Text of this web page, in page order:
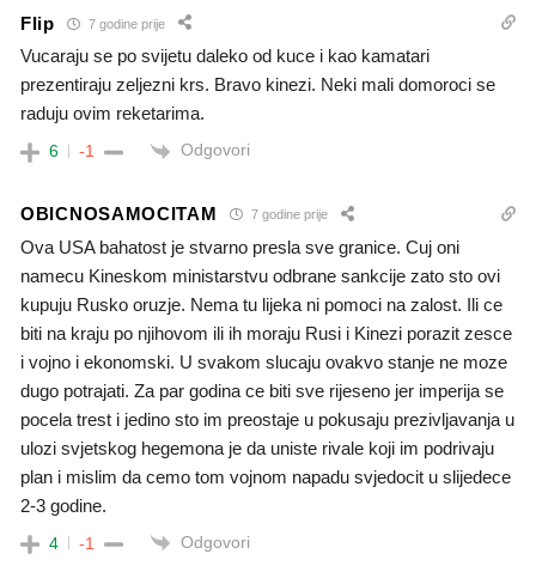
Flip 7 godine prije
Vucaraju se po svijetu daleko od kuce i kao kamatari
prezentiraju zeljezni krs. Bravo kinezi. Neki mali domoroci se
raduju ovim reketarima.
6 -1 Odgovori
OBICNOSAMOCITAM 7 godine prije
Ova USA bahatost je stvarno presla sve granice. Cuj oni
namecu Kineskom ministarstvu odbrane sankcije zato sto ovi
kupuju Rusko oruzje. Nema tu lijeka ni pomoci na zalost. Ili ce
biti na kraju po njihovom ili ih moraju Rusi i Kinezi porazit zesce
i vojno i ekonomski. U svakom slucaju ovakvo stanje ne moze
dugo potrajati. Za par godina ce biti sve rijeseno jer imperija se
pocela trest i jedino sto im preostaje u pokusaju prezivljavanja u
ulozi svjetskog hegemona je da uniste rivale koji im podrivaju
plan i mislim da cemo tom vojnom napadu svjedocit u slijedece
2-3 godine.
4 -1 Odgovori